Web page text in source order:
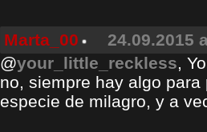
Marta_00
24.09.2015
@your_little_reckless,
no, siempre hay algo
especie de milagro, y a